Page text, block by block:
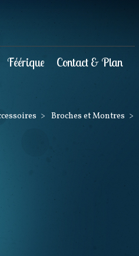
Féérique Contact & Plan
> Broches et Montres >